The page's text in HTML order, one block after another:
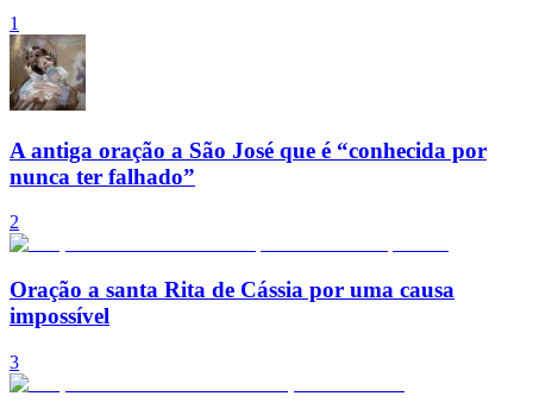
1
A antiga oração a São José que é “conhecida por
nunca ter falhado”
2
Oração a santa Rita de Cássia por uma causa
impossível
3